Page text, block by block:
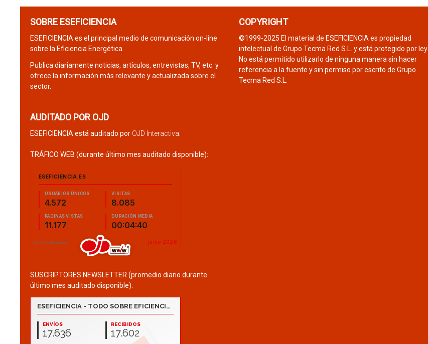
SOBRE ESEFICIENCIA
ESEFICIENCIA es el principal medio de comunicación on-line
sobre la Eficiencia Energética.
Publica diariamente noticias, artículos, entrevistas, TV, etc. y
ofrece la información más relevante y actualizada sobre el
sector.
AUDITADO POR OJD
ESEFICIENCIA está auditado por OJD Interactiva
TRÁFICO WEB (durante último mes auditado disponible):
SUSCRIPTORES NEWSLETTER (promedio diario durante
último mes auditado disponible):
COPYRIGHT
©1999-2025 El material de ESEFICIENCIA es propiedad
intelectual de Grupo Tecma Red S.L. y está protegido por ley.
No está permitido utilizarlo de ninguna manera sin hacer
referencia a la fuente y sin permiso por escrito de Grupo
Tecma Red S.L.